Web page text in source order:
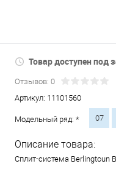
Товар доступен под
Отзывов: 0
Артикул: 11101560
Модельный ряд: * 07
Описание товара:
Сплит-система Berlingtoun